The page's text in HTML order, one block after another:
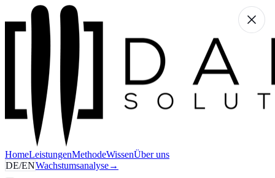
HomeLeistungenMethodeWissenÜber uns
DE/ENWachstumsanalyse→